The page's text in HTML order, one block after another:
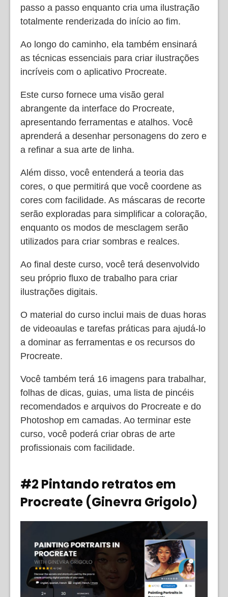
passo a passo enquanto cria uma ilustração
totalmente renderizada do início ao fim.
Ao longo do caminho, ela também ensinará
as técnicas essenciais para criar ilustrações
incríveis com o aplicativo Procreate.
Este curso fornece uma visão geral
abrangente da interface do Procreate,
apresentando ferramentas e atalhos. Você
aprenderá a desenhar personagens do zero e
a refinar a sua arte de linha.
Além disso, você entenderá a teoria das
cores, o que permitirá que você coordene as
cores com facilidade. As máscaras de recorte
serão exploradas para simplificar a coloração,
enquanto os modos de mesclagem serão
utilizados para criar sombras e realces.
Ao final deste curso, você terá desenvolvido
seu próprio fluxo de trabalho para criar
ilustrações digitais.
O material do curso inclui mais de duas horas
de videoaulas e tarefas práticas para ajudá-lo
a dominar as ferramentas e os recursos do
Procreate.
Você também terá 16 imagens para trabalhar,
folhas de dicas, guias, uma lista de pincéis
recomendados e arquivos do Procreate e do
Photoshop em camadas. Ao terminar este
curso, você poderá criar obras de arte
profissionais com facilidade.
#2 Pintando retratos em
Procreate (Ginevra Grigolo)